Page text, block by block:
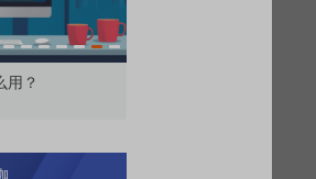
用？